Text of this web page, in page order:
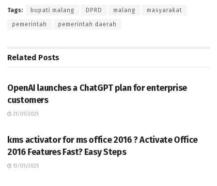
Tags: bupati malang DPRD malang masyarakat
pemerintah pemerintah daerah
Related Posts
OpenAI launches a ChatGPT plan for enterprise
customers
31/05/2025
kms activator for ms office 2016 ? Activate Office
2016 Features Fast? Easy Steps
13/05/2025